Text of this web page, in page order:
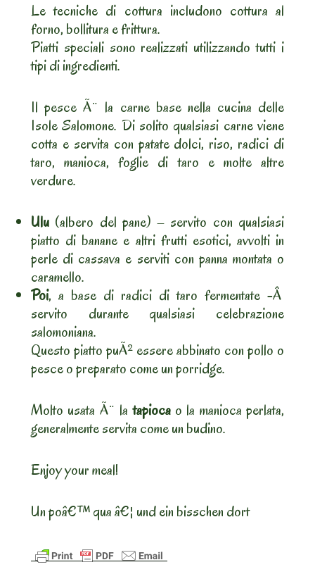
Le tecniche di cottura includono cottura al
forno, bollitura e frittura.
Piatti speciali sono realizzati utilizzando tutti i
tipi di ingredienti.
Il pesce Ã¨ la carne base nella cucina delle
Isole Salomone. Di solito qualsiasi carne viene
cotta e servita con patate dolci, riso, radici di
taro, manioca, foglie di taro e molte altre
verdure.
Ulu (albero del pane) – servito con qualsiasi
piatto di banane e altri frutti esotici, avvolti in
perle di cassava e serviti con panna montata o
caramello.
Poi, a base di radici di taro fermentate -Â
servito durante qualsiasi celebrazione
salomoniana.
Questo piatto puÃ² essere abbinato con pollo o
pesce o preparato come un porridge.
Molto usata Ã¨ latapiocao la manioca perlata,
generalmente servita come un budino.
Enjoy your meal!
Un poâ€™ qua â€¦ und ein bisschen dort